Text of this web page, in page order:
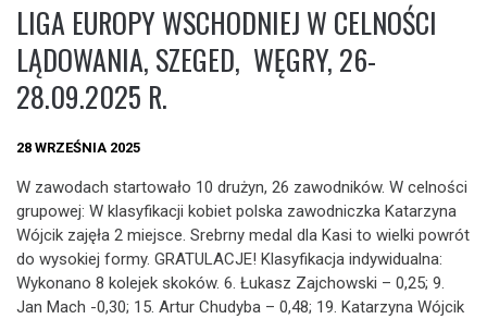
LIGA EUROPY WSCHODNIEJ W CELNOŚCI
LĄDOWANIA, SZEGED, WĘGRY, 26-
28.09.2025 R.
28 WRZEŚNIA 2025
W zawodach startowało 10 drużyn, 26 zawodników. W celności
grupowej: W klasyfikacji kobiet polska zawodniczka Katarzyna
Wójcik zajęła 2 miejsce. Srebrny medal dla Kasi to wielki powrót
do wysokiej formy. GRATULACJE! Klasyfikacja indywidualna:
Wykonano 8 kolejek skoków. 6. Łukasz Zajchowski – 0,25; 9.
Jan Mach -0,30; 15. Artur Chudyba – 0,48; 19. Katarzyna Wójcik